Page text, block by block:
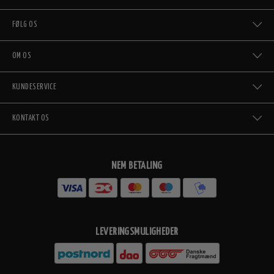
FØLG OS
OM OS
KUNDESERVICE
KONTAKT OS
NEM BETALING
LEVERINGSMULIGHEDER